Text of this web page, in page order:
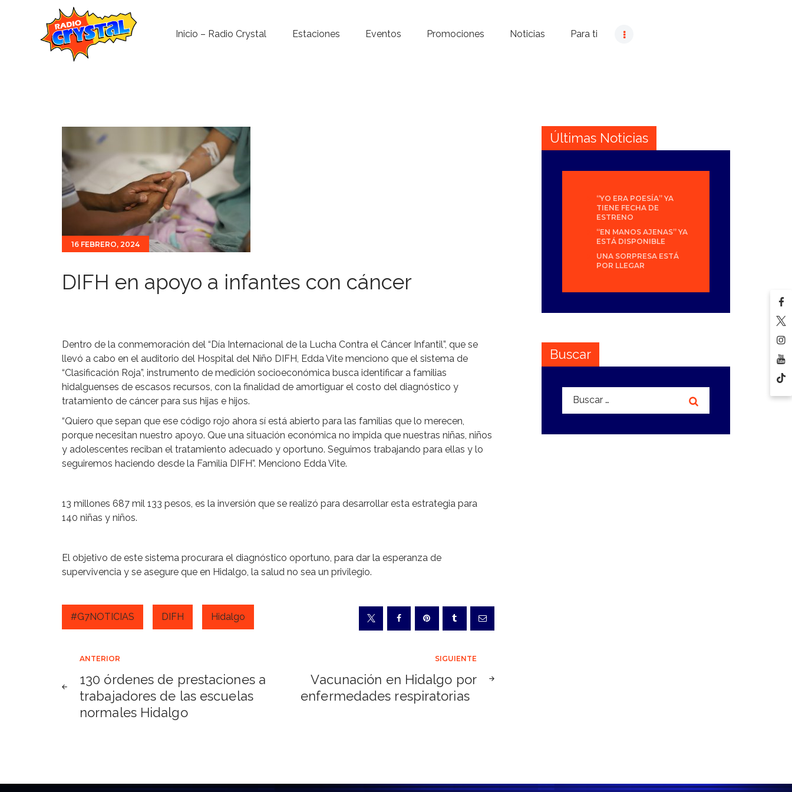
Inicio – Radio Crystal Estaciones Eventos Promociones Noticias Para ti
16 FEBRERO, 2024
DIFH en apoyo a infantes con cáncer
Dentro de la conmemoración del “Día Internacional de la Lucha Contra el Cáncer Infantil”, que se
llevó a cabo en el auditorio del Hospital del Niño DIFH, Edda Vite menciono que el sistema de
“Clasificación Roja”, instrumento de medición socioeconómica busca identificar a familias
hidalguenses de escasos recursos, con la finalidad de amortiguar el costo del diagnóstico y
tratamiento de cáncer para sus hijas e hijos.
“Quiero que sepan que ese código rojo ahora sí está abierto para las familias que lo merecen,
porque necesitan nuestro apoyo. Que una situación económica no impida que nuestras niñas, niños
y adolescentes reciban el tratamiento adecuado y oportuno. Seguimos trabajando para ellas y lo
seguiremos haciendo desde la Familia DIFH”. Menciono Edda Vite.
13 millones 687 mil 133 pesos, es la inversión que se realizó para desarrollar esta estrategia para
140 niñas y niños.
El objetivo de este sistema procurara el diagnóstico oportuno, para dar la esperanza de
supervivencia y se asegure que en Hidalgo, la salud no sea un privilegio.
#G7NOTICIAS DIFH Hidalgo
Navegación
de
entradas
ANTERIOR
130 órdenes de prestaciones a
trabajadores de las escuelas
normales Hidalgo
SIGUIENTE
Vacunación en Hidalgo por
enfermedades respiratorias
Últimas Noticias
“YO ERA POESÍA” YA
TIENE FECHA DE
ESTRENO
“EN MANOS AJENAS” YA
ESTÁ DISPONIBLE
UNA SORPRESA ESTÁ
POR LLEGAR
Buscar
Buscar: